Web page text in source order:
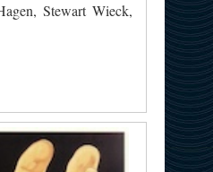
Stewart Wieck,